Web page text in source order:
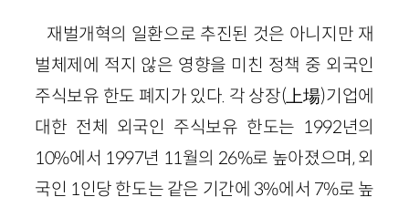
재벌개혁의 일환으로 추진된 것은 아니지만 재
벌체제에 적지 않은 영향을 미친 정책 중 외국인
주식보유 한도 폐지가 있다. 각 상장(上場)기업에
대한 전체 외국인 주식보유 한도는 1992년의
10%에서 1997년 11월의 26%로 높아졌으며, 외
국인 1인당 한도는 같은 기간에 3%에서 7%로 높